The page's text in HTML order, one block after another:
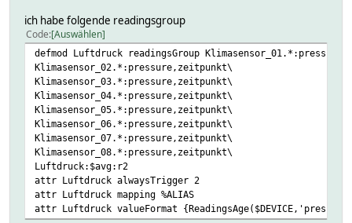
ich habe folgende readingsgroup
Code Auswählen
defmod Luftdruck readingsGroup
Klimasensor_02.*:pressure,zeitpunkt\
Klimasensor_03.*:pressure,zeitpunkt\
Klimasensor_04.*:pressure,zeitpunkt\
Klimasensor_05.*:pressure,zeitpunkt\
Klimasensor_06.*:pressure,zeitpunkt\
Klimasensor_07.*:pressure,zeitpunkt\
Klimasensor_08.*:pressure,zeitpunkt\
Luftdruck:$avg:r2
attr Luftdruck alwaysTrigger 2
attr Luftdruck mapping %ALIAS
attr Luftdruck valueFormat